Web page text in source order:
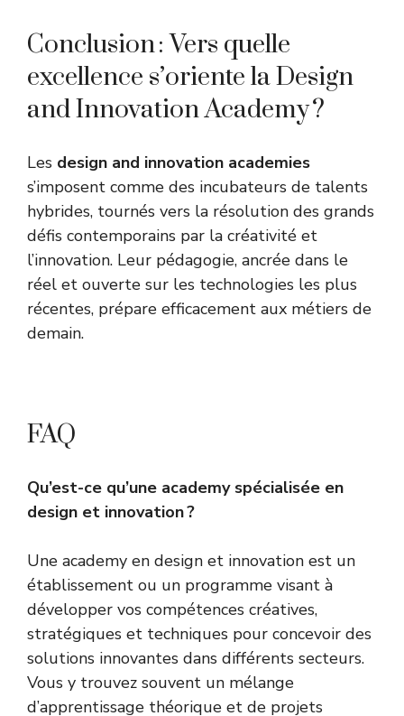
Conclusion : Vers quelle
excellence s’oriente la Design
and Innovation Academy ?
Les design and innovation academies
s’imposent comme des incubateurs de talents
hybrides, tournés vers la résolution des grands
défis contemporains par la créativité et
l’innovation. Leur pédagogie, ancrée dans le
réel et ouverte sur les technologies les plus
récentes, prépare efficacement aux métiers de
demain.
FAQ
Qu’est-ce qu’une academy spécialisée en
design et innovation ?
Une academy en design et innovation est un
établissement ou un programme visant à
développer vos compétences créatives,
stratégiques et techniques pour concevoir des
solutions innovantes dans différents secteurs.
Vous y trouvez souvent un mélange
d’apprentissage théorique et de projets